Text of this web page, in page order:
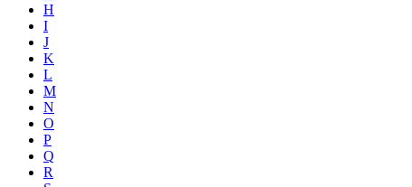
H
I
J
K
L
M
N
O
P
Q
R